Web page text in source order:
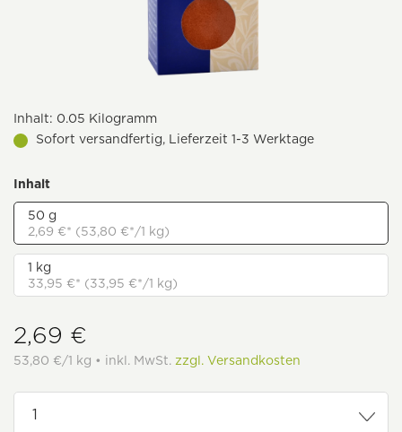
Inhalt: 0.05 Kilogramm
Sofort versandfertig, Lieferzeit 1-3 Werktage
Inhalt
50 g
2,69 €* (53,80 €*/1 kg)
1 kg
33,95 €* (33,95 €*/1 kg)
2,69 €
53,80 €/1 kg • inkl. MwSt. zzgl. Versandkosten